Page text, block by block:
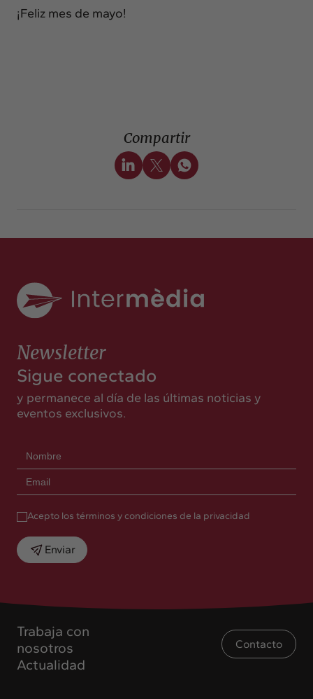
¡Feliz mes de mayo!
Compartir
Trabaja con
nosotros
Actualidad
Contacto
Newsletter
Sigue conectado
y permanece al día de las últimas noticias y
eventos exclusivos.
Acepto los términos y condiciones de la privacidad
Enviar